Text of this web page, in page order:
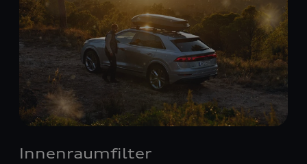
Innenraumfilter